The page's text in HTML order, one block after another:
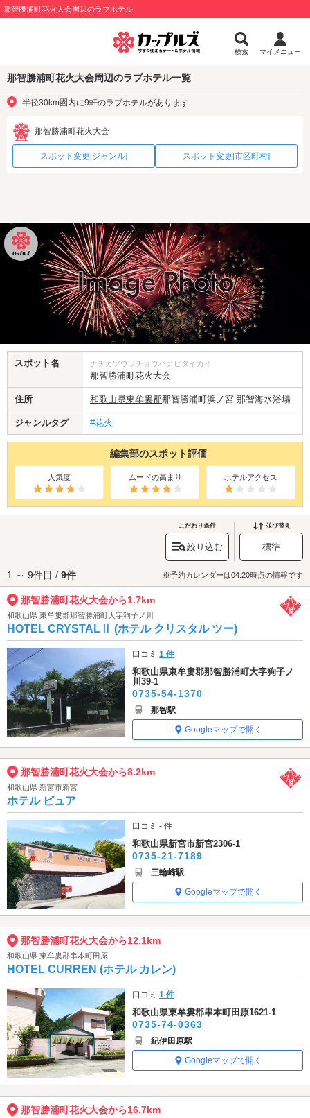
那智勝浦町花火大会周辺のラブホテル
検索 マイメニュー
那智勝浦町花火大会周辺のラブホテル一覧
半径30km圏内に9軒のラブホテルがあります
那智勝浦町花火大会
スポット変更[ジャンル] スポット変更[市区町村]
スポット名 ナチカツウラチョウハナビタイカイ
那智勝浦町花火大会
住所 和歌山県東牟婁郡那智勝浦町浜ノ宮 那智海水浴場
ジャンルタグ #花火
編集部のスポット評価
人気度 ムードの高まり ホテルアクセス
こだわり条件
絞り込む
並び替え
標準
1 ～ 9件目 / 9件 ※予約カレンダーは04:20時点の情報です
那智勝浦町花火大会から1.7km
和歌山県 東牟婁郡那智勝浦町大字狗子ノ川
HOTEL CRYSTALⅡ (ホテル クリスタル ツー)
口コミ1 件
和歌山県東牟婁郡那智勝浦町大字狗子ノ
川39-1
0735-54-1370
那智駅
Googleマップで開く
那智勝浦町花火大会から8.2km
和歌山県 新宮市新宮
ホテル ピュア
口コミ - 件
和歌山県新宮市新宮2306-1
0735-21-7189
三輪崎駅
Googleマップで開く
那智勝浦町花火大会から12.1km
和歌山県 東牟婁郡串本町田原
HOTEL CURREN (ホテル カレン)
口コミ1 件
和歌山県東牟婁郡串本町田原1621-1
0735-74-0363
紀伊田原駅
Googleマップで開く
那智勝浦町花火大会から16.7km